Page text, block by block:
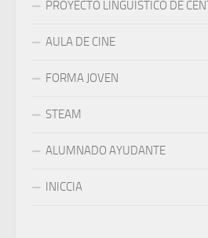
PROYECTO LINGÜÍSTICO DE
AULA DE CINE
FORMA JOVEN
STEAM
ALUMNADO AYUDANTE
INICCIA